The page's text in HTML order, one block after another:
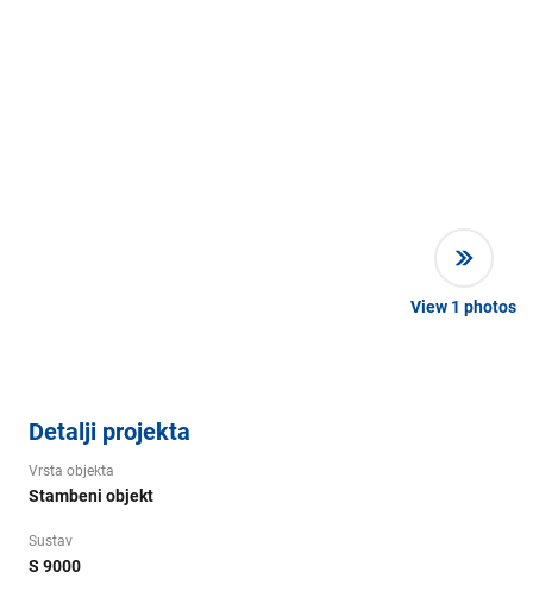
View 1 photos
Detalji projekta
Vrsta objekta
Stambeni objekt
Sustav
S 9000